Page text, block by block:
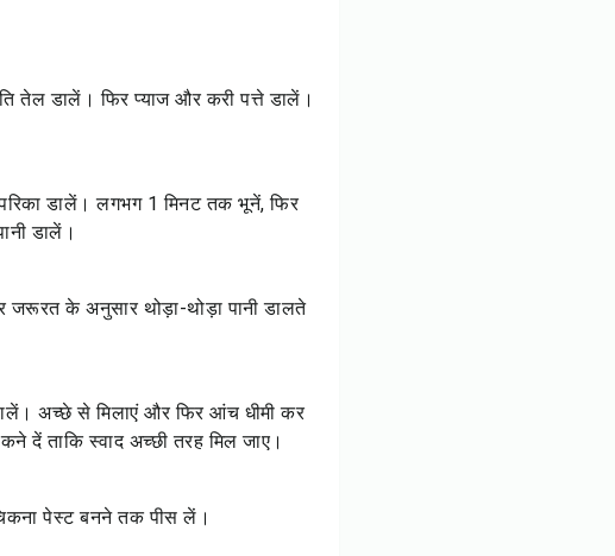
तेल डालें। फिर प्याज और करी पत्ते डालें।
डालें। लगभग 1 मिनट तक भूनें, फिर
डालें।
के अनुसार थोड़ा-थोड़ा पानी डालते
अच्छे से मिलाएं और फिर आंच धीमी कर
ताकि स्वाद अच्छी तरह मिल जाए।
पेस्ट बनने तक पीस लें।